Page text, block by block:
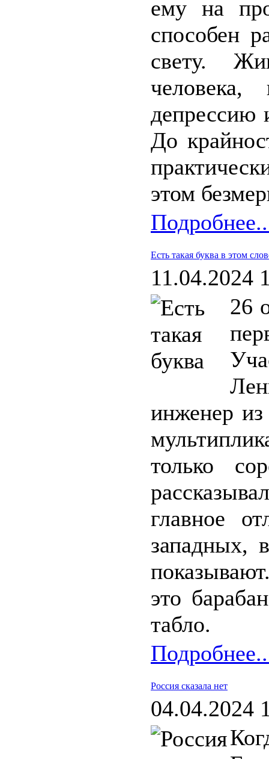
ему на
способен
свету.
человека,
депрессию
До
этом
Есть такая буква в этом
11.04.2024
26
инженер
только
главное
западных,
это
табло.
Россия сказала нет
04.04.2024